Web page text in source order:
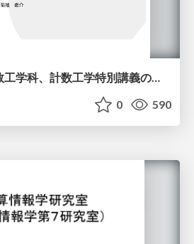
東京大学工学部計数工学科、計数工学特別講義の説明資料
0 590